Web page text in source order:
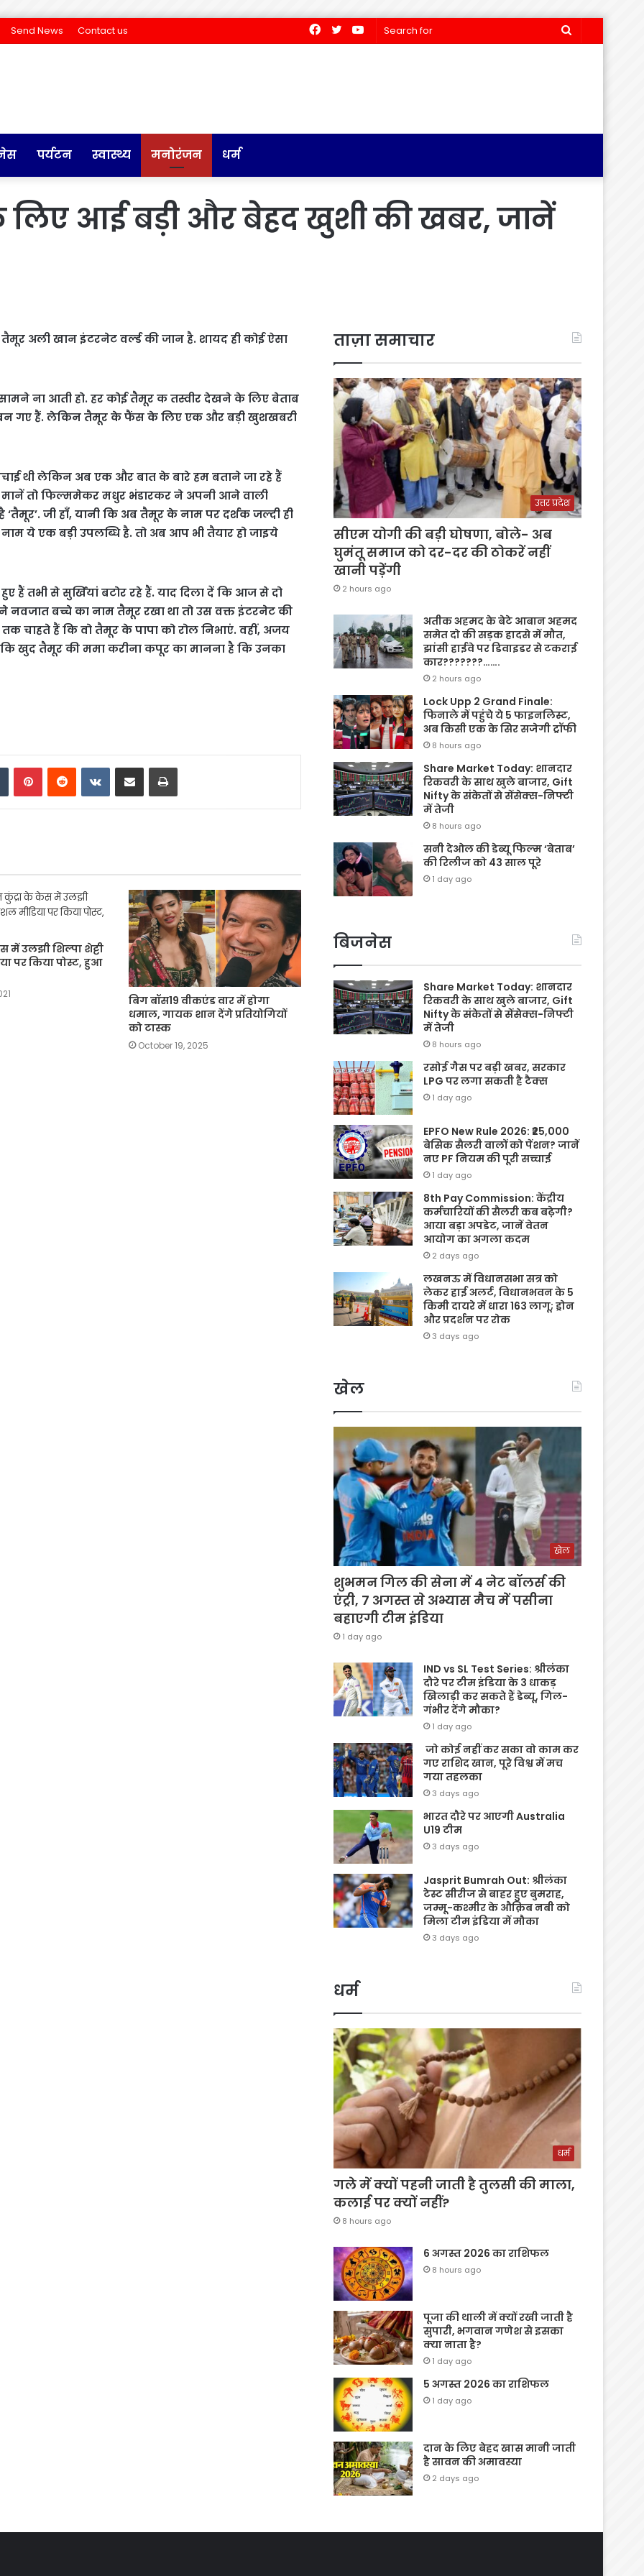
Send News Contact us
Search
YouTube
Twitter
Facebook
पर्यटन स्वास्थ्य मनोरंजन धर्म
लिए आई बड़ी और बेहद खुशी की खबर, जानें
अली खान इंटरनेट वर्ल्ड की जान है. शायद ही कोई ऐसा
ना आती हो. हर कोई तैमूर क तस्वीर देखने के लिए बेताब
बन गए हैं. लेकिन तैमूर के फैंस के लिए एक और बड़ी खुशखबरी
थी लेकिन अब एक और बात के बारे हम बताने जा रहे हैं
तो फिल्ममेकर मधुर भंडारकर ने अपनी आने वाली
जी हाँ, यानी कि अब तैमूर के नाम पर दर्शक जल्दी ही
ये एक बड़ी उपलब्धि है. तो अब आप भी तैयार हो जाइये
हैं तभी से सुर्खियां बटोर रहे हैं. याद दिला दें कि आज से दो
बच्चे का नाम तैमूर रखा था तो उस वक्त इंटरनेट की
तक चाहते हैं कि वो तैमूर के पापा को रोल निभाएं. वहीं, अजय
खुद तैमूर की ममा करीना कपूर का मानना है कि उनका
TumblrPinterestReddit VKontakte
Share via Email Print
में उलझी शिल्पा शेट्टी
पर किया पोस्ट, हुआ
बिग बॉस19 वीकएंड वार में होगा
धमाल, गायक शान देंगे प्रतियोगियों
को टास्क
October 19, 2025
ताज़ा समाचार
उत्तर प्रदेश
सीएम योगी की बड़ी घोषणा, बोले- अब
घुमंतू समाज को दर-दर की ठोकरें नहीं
खानी पड़ेंगी
2 hours ago
अतीक अहमद के बेटे आबान अहमद
समेत दो की सड़क हादसे में मौत,
झांसी हाईवे पर डिवाइडर से टकराई
कार???????…….
2 hours ago
Lock Upp 2 Grand Finale:
फिनाले में पहुंचे ये 5 फाइनलिस्ट,
अब किसी एक के सिर सजेगी ट्रॉफी
8 hours ago
Share Market Today: शानदार
रिकवरी के साथ खुले बाजार, Gift
Nifty के संकेतों से सेंसेक्स-निफ्टी
में तेजी
8 hours ago
सनी देओल की डेब्यू फिल्म ‘बेताब’
की रिलीज को 43 साल पूरे
1 day ago
बिजनेस
Share Market Today: शानदार
रिकवरी के साथ खुले बाजार, Gift
Nifty के संकेतों से सेंसेक्स-निफ्टी
में तेजी
8 hours ago
रसोई गैस पर बड़ी खबर, सरकार
LPG पर लगा सकती है टैक्स
1 day ago
EPFO New Rule 2026: ₹25,000
बेसिक सैलरी वालों को पेंशन? जानें
नए PF नियम की पूरी सच्चाई
1 day ago
8th Pay Commission: केंद्रीय
कर्मचारियों की सैलरी कब बढ़ेगी?
आया बड़ा अपडेट, जानें वेतन
आयोग का अगला कदम
2 days ago
लखनऊ में विधानसभा सत्र को
लेकर हाई अलर्ट, विधानभवन के 5
किमी दायरे में धारा 163 लागू; ड्रोन
और प्रदर्शन पर रोक
3 days ago
खेल
खेल
शुभमन गिल की सेना में 4 नेट बॉलर्स की
एंट्री, 7 अगस्त से अभ्यास मैच में पसीना
बहाएगी टीम इंडिया
1 day ago
IND vs SL Test Series: श्रीलंका
दौरे पर टीम इंडिया के 3 धाकड़
खिलाड़ी कर सकते हैं डेब्यू, गिल-
गंभीर देंगे मौका?
1 day ago
जो कोई नहीं कर सका वो काम कर
गए राशिद खान, पूरे विश्व में मच
गया तहलका
3 days ago
भारत दौरे पर आएगी Australia
U19 टीम
3 days ago
Jasprit Bumrah Out: श्रीलंका
टेस्ट सीरीज से बाहर हुए बुमराह,
जम्मू-कश्मीर के औक़िब नबी को
मिला टीम इंडिया में मौका
3 days ago
धर्म
धर्म
गले में क्यों पहनी जाती है तुलसी की माला,
कलाई पर क्यों नहीं?
8 hours ago
6 अगस्त 2026 का राशिफल
8 hours ago
पूजा की थाली में क्यों रखी जाती है
सुपारी, भगवान गणेश से इसका
क्या नाता है?
1 day ago
5 अगस्त 2026 का राशिफल
1 day ago
दान के लिए बेहद खास मानी जाती
है सावन की अमावस्या
2 days ago